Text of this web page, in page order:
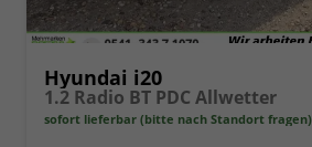
Hyundai i20
1.2 Radio BT PDC Allwetter
sofort lieferbar (bitte nach Standort fragen)